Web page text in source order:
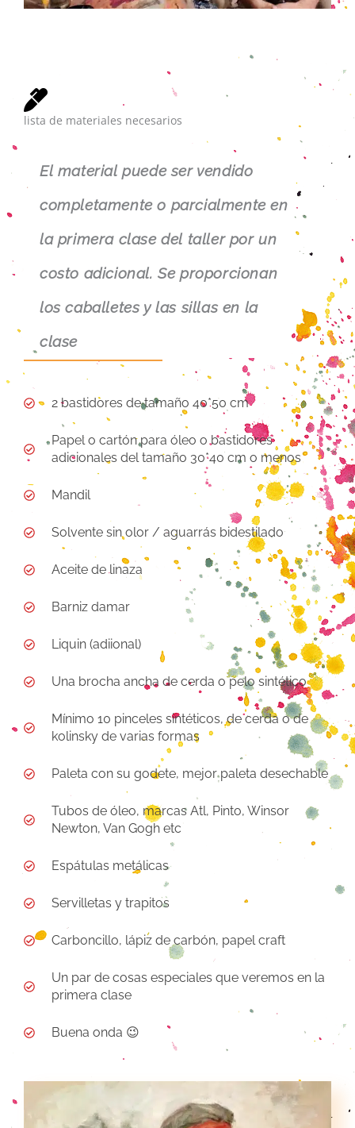
lista de materiales necesarios
El material puede ser vendido
completamente o parcialmente en
la primera clase del taller por un
costo adicional. Se proporcionan
los caballetes y las sillas en la
clase
2 bastidores de tamaño 40*50 cm
Papel o cartón para óleo o bastidores
adicionales del tamaño 30*40 cm o menos
Mandil
Solvente sin olor / aguarrás bidestilado
Aceite de linaza
Barniz damar
Liquin (adiional)
Una brocha ancha de cerda o pelo sintético
Mínimo 10 pinceles sintéticos, de cerda o de
kolinsky de varias formas
Paleta con su godete, mejor paleta desechable
Tubos de óleo, marcas Atl, Pinto, Winsor
Newton, Van Gogh etc
Espátulas metálicas
Servilletas y trapitos
Carboncillo, lápiz de carbón, papel craft
Un par de cosas especiales que veremos en la
primera clase
Buena onda 😉